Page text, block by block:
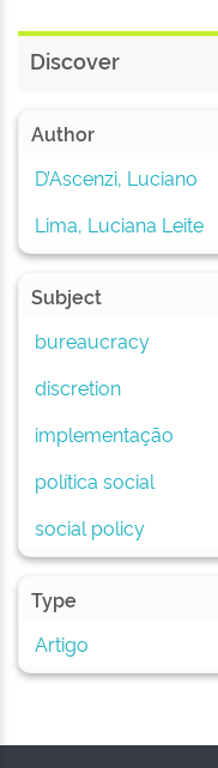
Discover
Author
D’Ascenzi, Luciano
Lima, Luciana Leite
Subject
bureaucracy
discretion
implementação
política social
social policy
Type
Artigo